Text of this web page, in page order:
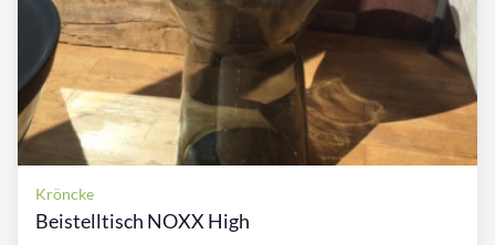
Kröncke
Beistelltisch NOXX High